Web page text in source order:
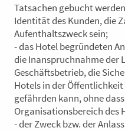
Tatsachen gebucht
Identität des Kunden, die
Aufenthaltszweck sein;
- das Hotel begründeten
die Inanspruchnahme der
Geschäftsbetrieb, die
Hotels in der Öffentlichkeit
gefährden kann, ohne
Organisationsbereich des
- der Zweck bzw. der